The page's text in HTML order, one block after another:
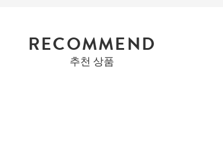
RECOMMEND
추천 상품